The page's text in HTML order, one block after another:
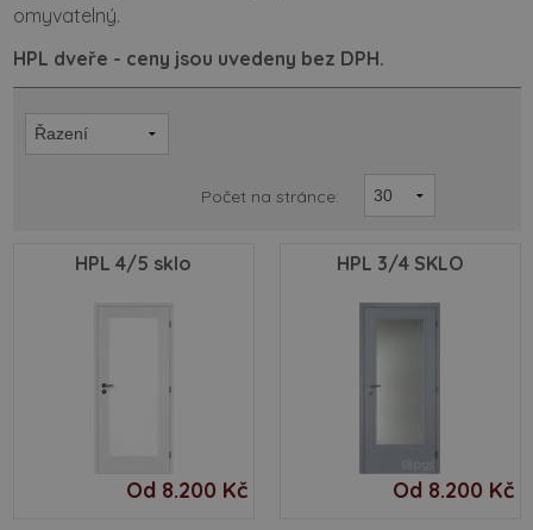
omyvatelný.
HPL dveře - ceny jsou uvedeny bez DPH.
Počet na stránce:
HPL 4/5 sklo
Od 8.200 Kč
HPL 3/4 SKLO
Od 8.200 Kč